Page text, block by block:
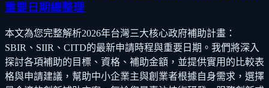
重要日期總整理
本文為您完整解析2026年台灣三大核心政府補助計畫：
SBIR、SIIR、CITD的最新申請時程與重要日期。我們將深入
探討各項補助的目標、資格、補助金額，並提供實用的比較表
格與申請建議，幫助中小企業主與創業者根據自身需求，選擇